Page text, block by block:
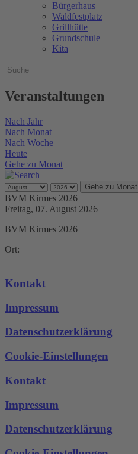
Bürgerhaus
Waldfestplatz
Grillhütte
Grundschule
Kita
Veranstaltungen
Nach Jahr
Nach Monat
Nach Woche
Heute
Gehe zu Monat
Gehe zu Monat
BVM Kirmes 2026
Freitag, 07. August 2026
BVM Kirmes 2026
Ort:
Kontakt
Impressum
Datenschutzerklärung
Cookie-Einstellungen
Kontakt
Impressum
Datenschutzerklärung